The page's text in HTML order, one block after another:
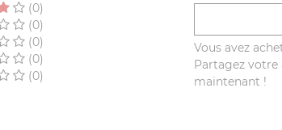
(0)
(0)
(0)
(0)
(0)
Vous avez
Partagez votre
maintenant !